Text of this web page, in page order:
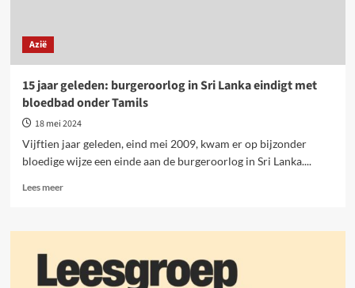
Azië
15 jaar geleden: burgeroorlog in Sri Lanka eindigt met
bloedbad onder Tamils
18 mei 2024
Vijftien jaar geleden, eind mei 2009, kwam er op bijzonder
bloedige wijze een einde aan de burgeroorlog in Sri Lanka....
Lees meerLees
15
geleden:
burgeroorlog